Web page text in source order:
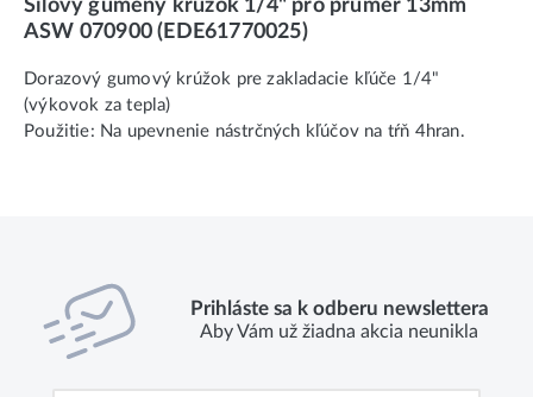
Silový gumený krúžok 1/4" pro průměr 13mm
ASW 070900 (EDE61770025)
Dorazový gumový krúžok pre zakladacie kľúče 1/4"
(výkovok za tepla)
Použitie: Na upevnenie nástrčných kľúčov na tŕň 4hran.
Prihláste sa k odberu newslettera
Aby Vám už žiadna akcia neunikla